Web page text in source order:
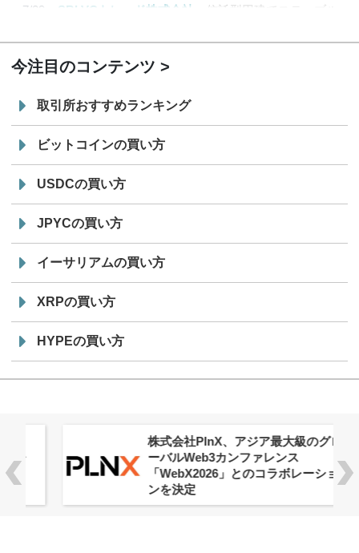
7/29
SBI VCトレード株式会社
信託型円建てステーブル
今注目のコンテンツ
取引所おすすめランキング
ビットコインの買い方
USDCの買い方
JPYCの買い方
イーサリアムの買い方
XRPの買い方
HYPEの買い方
株式会社PlnX、アジア最大級のグロ
ーバルWeb3カンファレンス
「WebX2026」とのコラボレーショ
ンを決定